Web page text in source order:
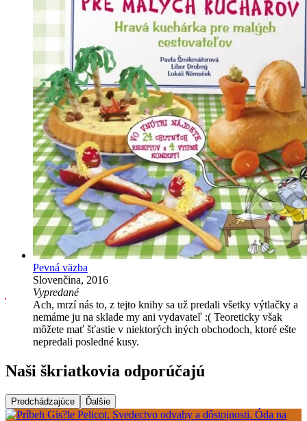
Pevná väzba
Slovenčina, 2016
Vypredané
Ach, mrzí nás to, z tejto knihy sa už predali všetky výtlačky a
nemáme ju na sklade my ani vydavateľ :( Teoreticky však
môžete mať šťastie v niektorých iných obchodoch, ktoré ešte
nepredali posledné kusy.
Naši škriatkovia odporúčajú
Predchádzajúce Ďalšie